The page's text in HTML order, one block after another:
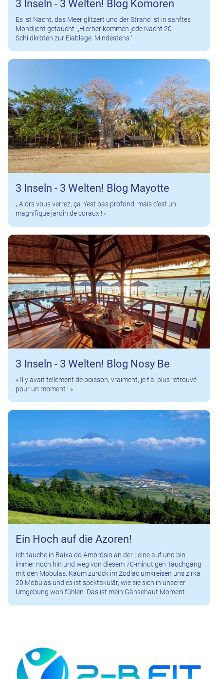
3 Inseln - 3 Welten! Blog Komoren
Es ist Nacht, das Meer glitzert und der Strand ist in sanftes
Mondlicht getaucht. „Hierher kommen jede Nacht 20
Schildkröten zur Eiablage. Mindestens.“
3 Inseln - 3 Welten! Blog Mayotte
„ Alors vous verrez, ça n’est pas profond, mais c’est un
magnifique jardin de coraux ! »
3 Inseln - 3 Welten! Blog Nosy Be
« Il y avait tellement de poisson, vraiment, je t’ai plus retrouvé
pour un moment ! »
Ein Hoch auf die Azoren!
Ich tauche in Baixa do Ambrósio an der Leine auf und bin
immer noch hin und weg von diesem 70-minütigen Tauchgang
mit den Mobulas. Kaum zurück im Zodiac umkreisen uns zirka
20 Mobulas und es ist spektakulär, wie sie sich in unserer
Umgebung wohlfühlen. Das ist mein Gänsehaut Moment.